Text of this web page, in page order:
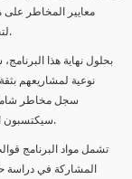
معايير المخاطر
لتحديد وتصنيف وإدارة المخاطر على مدار دورة حياة المشروع.
بحلول نهاية هذا
نوعية لمشاريعهم
سجل مخاطر
سيكتسبون المهارات لتقديم تقييمات المخاطر عبر لوحة معلومات فعالة.
تشمل مواد البرنامج
المشاركة في دراسة